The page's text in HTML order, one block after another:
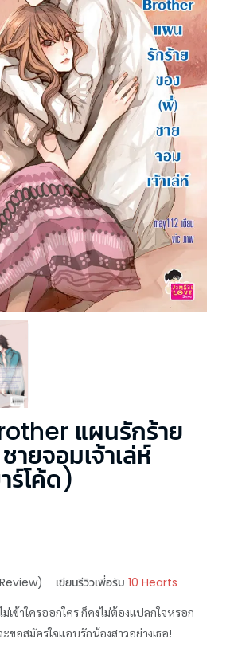
แผนรักร้าย
ยจอมเจ้าเล่ห์
ร์โค้ด)
Review) เขียนรีวิวเพื่อรับ 10 Hearts
เข้าใครออกใคร ก็คงไม่ต้องแปลกใจหรอก
ขอสมัครใจแอบรักน้องสาวอย่างเธอ!